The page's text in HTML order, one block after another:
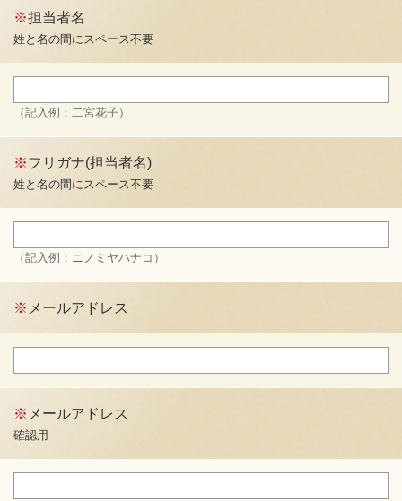
※担当者名
姓と名の間にスペース不要
（記入例：二宮花子）
※フリガナ(担当者名)
姓と名の間にスペース不要
（記入例：ニノミヤハナコ）
※ メールアドレス
※ メールアドレス
確認用